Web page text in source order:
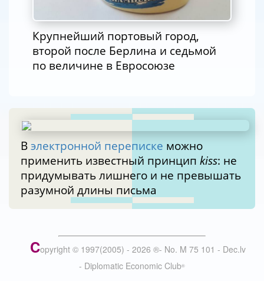
Крупнейший портовый город,
второй после Берлина и седьмой
по величине в Евросоюзе
В электронной переписке можно
применить известный принцип kiss: не
придумывать лишнего и не превышать
разумной длины письма
Copyright © 1997(2005) - 2026 ®- No. M 75 101 - Dec.lv
- Diplomatic Economic Club®